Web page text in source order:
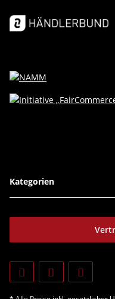
Kategorien